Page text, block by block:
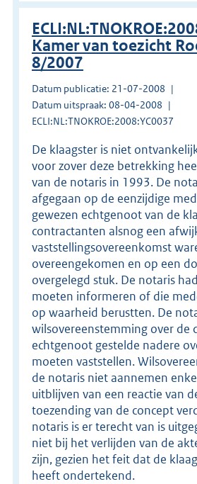
Kamer van toezicht
8/2007
Datum publicatie: 21-07-2008
Datum uitspraak: 08-04-2008
ECLI:NL:TNOKROE:2008:YC0037
De klaagster is niet
voor zover deze betrekking
van de notaris in 1993. De
afgegaan op de eenzijdige
gewezen echtgenoot van de
contractanten alsnog een
vaststellingsovereenkomst
overeengekomen en op een
overgelegd stuk. De notaris
moeten informeren of die
op waarheid berustten. De
wilsovereenstemming over de
echtgenoot gestelde nadere
moeten vaststellen.
de notaris niet aannemen
uitblijven van een reactie van
toezending van de concept
notaris is er terecht van is
niet bij het verlijden van de
zijn, gezien het feit dat de
heeft ondertekend.